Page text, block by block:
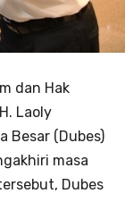
dan Hak
Laoly
Besar (Dubes)
masa
Dubes